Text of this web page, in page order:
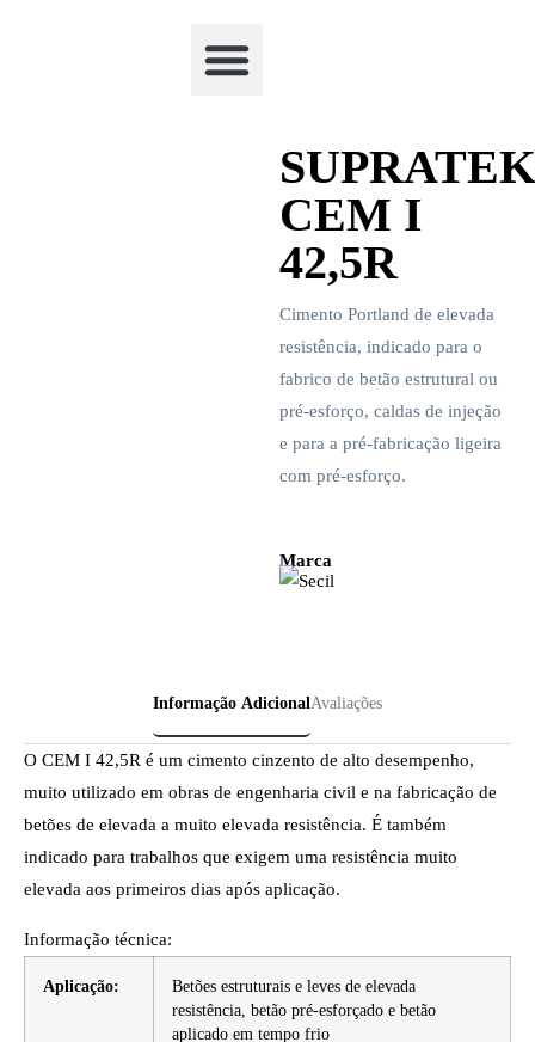
SUPRATEK
CEM I
42,5R
Cimento Portland de elevada
resistência, indicado para o
fabrico de betão estrutural ou
pré-esforço, caldas de injeção
e para a pré-fabricação ligeira
com pré-esforço.
Marca
Informação AdicionalAvaliações
O CEM I 42,5R é um cimento cinzento de alto desempenho,
muito utilizado em obras de engenharia civil e na fabricação de
betões de elevada a muito elevada resistência. É também
indicado para trabalhos que exigem uma resistência muito
elevada aos primeiros dias após aplicação.
Informação técnica:
Aplicação:
Betões estruturais e leves de elevada
resistência, betão pré-esforçado e betão
aplicado em tempo frio